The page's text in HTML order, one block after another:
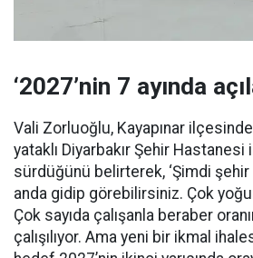
‘2027’nin 7 ayında
Vali Zorluoğlu, Kayapınar
yataklı Diyarbakır Şehir Hastanesi
sürdüğünü belirterek, ‘Şimdi
anda gidip görebilirsiniz. Çok
Çok sayıda çalışanla beraber
çalışılıyor. Ama yeni bir ikmal